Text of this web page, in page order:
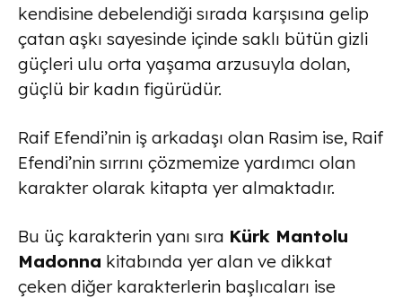
kendisine debelendiği sırada karşısına gelip
çatan aşkı sayesinde içinde saklı bütün gizli
güçleri ulu orta yaşama arzusuyla dolan,
güçlü bir kadın figürüdür.
Raif Efendi’nin iş arkadaşı olan Rasim ise, Raif
Efendi’nin sırrını çözmemize yardımcı olan
karakter olarak kitapta yer almaktadır.
Bu üç karakterin yanı sıra Kürk Mantolu
Madonna kitabında yer alan ve dikkat
çeken diğer karakterlerin başlıcaları ise